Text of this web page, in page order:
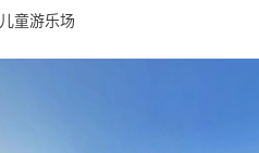
儿童游乐场